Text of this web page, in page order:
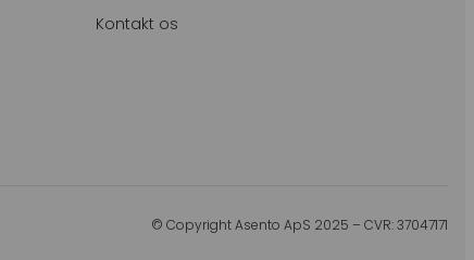
Kontakt os
© Copyright Asento ApS 2025 – CVR: 37047171